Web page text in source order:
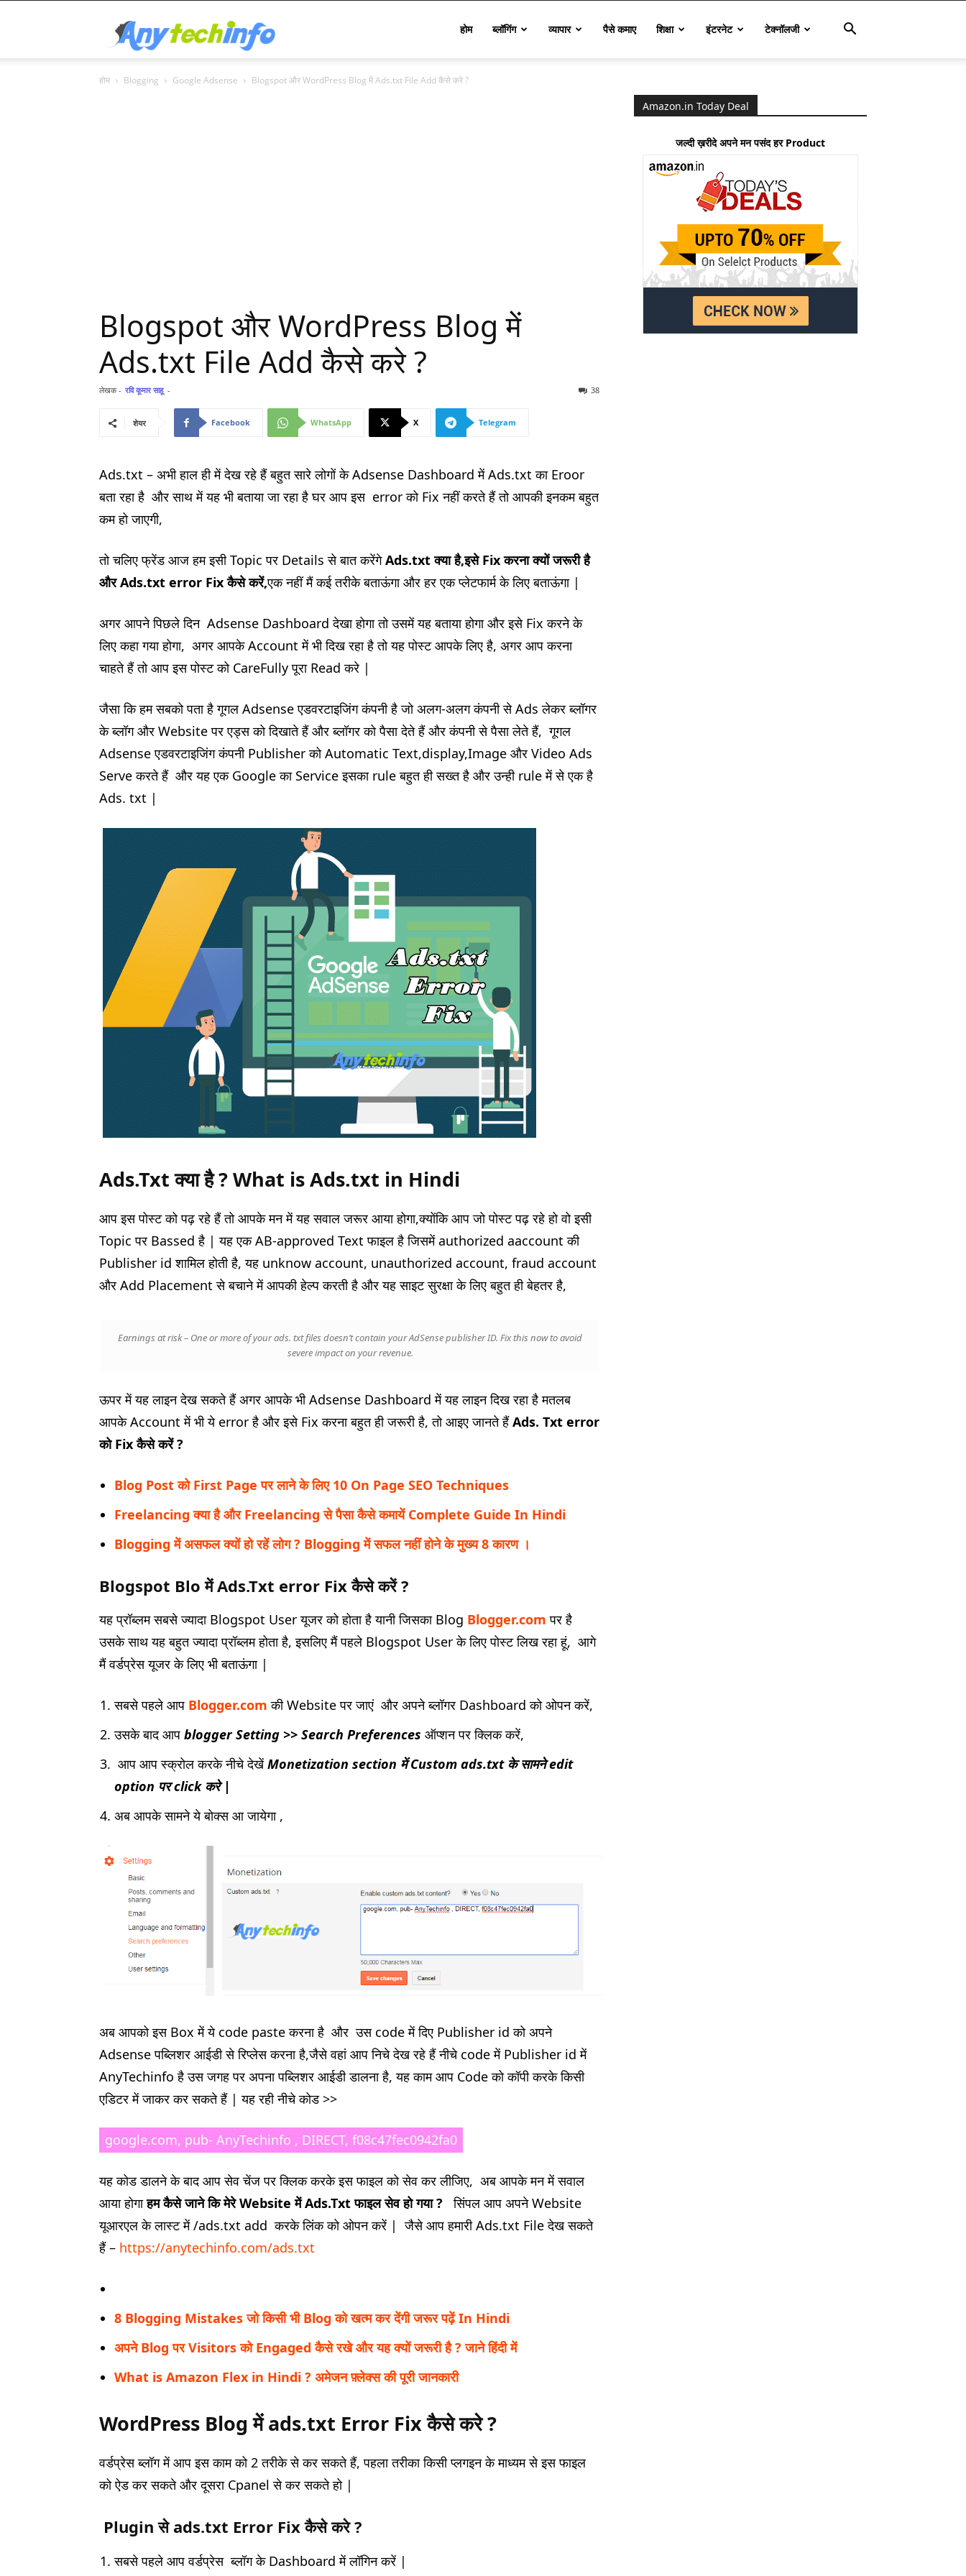
होम ब्लॉगिंग व्यापार पैसे कमाए शिक्षा इंटरनेट टेक्नॉलजी
होम Blogging Google Adsense Blogspot और WordPress Blog में Ads.txt File Add कैसे करे ?
Blogspot और WordPress Blog में
Ads.txt File Add कैसे करे ?
लेखक - रवि कूमार साहू - 38
शेयर Facebook WhatsApp X Telegram
Ads.txt – अभी हाल ही में देख रहे हैं बहुत सारे लोगों के Adsense Dashboard में Ads.txt का Eroor
बता रहा है और साथ में यह भी बताया जा रहा है घर आप इस error को Fix नहीं करते हैं तो आपकी इनकम बहुत
कम हो जाएगी,
तो चलिए फ्रेंड आज हम इसी Topic पर Details से बात करेंगेAds.txtक्या है,इसे Fixकरना क्यों जरूरी है
औरAds.txt error Fixकैसे करें,एक नहीं मैं कई तरीके बताऊंगा और हर एक प्लेटफार्म के लिए बताऊंगा |
अगर आपने पिछले दिन Adsense Dashboard देखा होगा तो उसमें यह बताया होगा और इसे Fix करने के
लिए कहा गया होगा, अगर आपके Account में भी दिख रहा है तो यह पोस्ट आपके लिए है, अगर आप करना
चाहते हैं तो आप इस पोस्ट को CareFully पूरा Read करे |
जैसा कि हम सबको पता है गूगल Adsense एडवरटाइजिंग कंपनी है जो अलग-अलग कंपनी से Ads लेकर ब्लॉगर
के ब्लॉग और Website पर एड्स को दिखाते हैं और ब्लॉगर को पैसा देते हैं और कंपनी से पैसा लेते हैं, गूगल
Adsense एडवरटाइजिंग कंपनी Publisher को Automatic Text,display,Image और Video Ads
Serve करते हैं और यह एक Google का Service इसका rule बहुत ही सख्त है और उन्ही rule में से एक है
Ads. txt |
Ads.Txt क्या है ? What is Ads.txt in Hindi
आप इस पोस्ट को पढ़ रहे हैं तो आपके मन में यह सवाल जरूर आया होगा,क्योंकि आप जो पोस्ट पढ़ रहे हो वो इसी
Topic पर Bassed है | यह एक AB-approved Text फाइल है जिसमें authorized aaccount की
Publisher id शामिल होती है, यह unknow account, unauthorized account, fraud account
और Add Placement से बचाने में आपकी हेल्प करती है और यह साइट सुरक्षा के लिए बहुत ही बेहतर है,
Earnings at risk – One or more of your ads. txt files doesn’t contain your AdSense publisher ID. Fix this now to avoid
severe impact on your revenue.
ऊपर में यह लाइन देख सकते हैं अगर आपके भी Adsense Dashboard में यह लाइन दिख रहा है मतलब
आपके Account में भी ये error है और इसे Fix करना बहुत ही जरूरी है, तो आइए जानते हैंAds. Txt error
को Fixकैसे करें?
Blog Post को First Page पर लाने के लिए 10 On Page SEO Techniques
Freelancing क्या है और Freelancing से पैसा कैसे कमायें Complete Guide In Hindi
Blogging में असफल क्यों हो रहें लोग ? Blogging में सफल नहीं होने के मुख्य 8 कारण ।
Blogspot Blo में Ads.Txt error Fix कैसे करें ?
यह प्रॉब्लम सबसे ज्यादा Blogspot User यूजर को होता है यानी जिसका Blog Blogger.com पर है
उसके साथ यह बहुत ज्यादा प्रॉब्लम होता है, इसलिए मैं पहले Blogspot User के लिए पोस्ट लिख रहा हूं, आगे
मैं वर्डप्रेस यूजर के लिए भी बताऊंगा |
सबसे पहले आप Blogger.com की Website पर जाएं और अपने ब्लॉगर Dashboard को ओपन करें,
उसके बाद आप blogger Setting >> Search Preferences ऑप्शन पर क्लिक करें,
आप आप स्क्रोल करके नीचे देखेंMonetization section में Custom ads.txt के सामने edit
option पर click करे |
अब आपके सामने ये बोक्स आ जायेगा ,
अब आपको इस Box में ये code paste करना है और उस code में दिए Publisher id को अपने
Adsense पब्लिशर आईडी से रिप्लेस करना है,जैसे वहां आप निचे देख रहे हैं नीचे code में Publisher id में
AnyTechinfo है उस जगह पर अपना पब्लिशर आईडी डालना है, यह काम आप Code को कॉपी करके किसी
एडिटर में जाकर कर सकते हैं | यह रही नीचे कोड >>
google.com, pub- AnyTechinfo , DIRECT, f08c47fec0942fa0
यह कोड डालने के बाद आप सेव चेंज पर क्लिक करके इस फाइल को सेव कर लीजिए, अब आपके मन में सवाल
आया होगाहम कैसे जाने कि मेरेWebsite मेंAds.Txtफाइल सेव हो गया?
सिंपल आप अपने Website
यूआरएल के लास्ट में /ads.txt add करके लिंक को ओपन करें | जैसे आप हमारी Ads.txt File देख सकते
हैं – https://anytechinfo.com/ads.txt
8 Blogging Mistakes जो किसी भी Blog को खत्म कर देंगी जरूर पढ़ें In Hindi
अपने Blog पर Visitors को Engaged कैसे रखे और यह क्यों जरूरी है ? जाने हिंदी में
What is Amazon Flex in Hindi ? अमेजन फ़्लेक्स की पूरी जानकारी
WordPress Blog में ads.txt Error Fix कैसे करे ?
वर्डप्रेस ब्लॉग में आप इस काम को 2 तरीके से कर सकते हैं, पहला तरीका किसी प्लगइन के माध्यम से इस फाइल
को ऐड कर सकते और दूसरा Cpanel से कर सकते हो |
Plugin से ads.txt Error Fix कैसे करे ?
सबसे पहले आप वर्डप्रेस ब्लॉग के Dashboard में लॉगिन करें |
Amazon.in Today Deal
जल्दी ख़रीदे अपने मन पसंद हर Product